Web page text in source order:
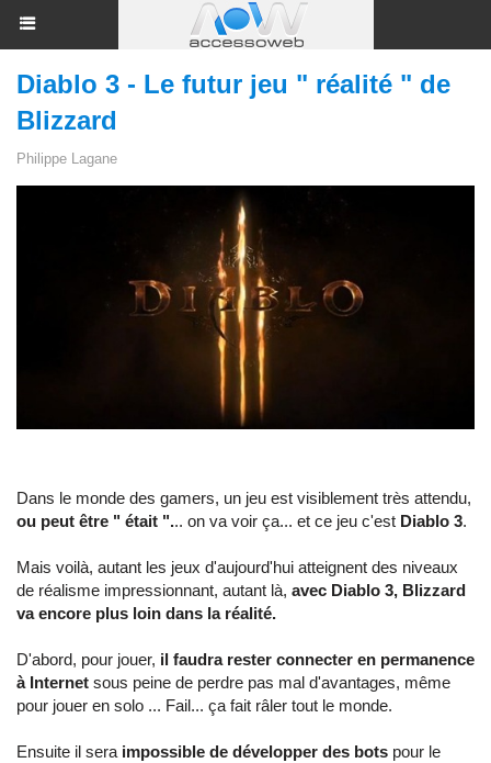
Diablo 3 - Le futur jeu " réalité " de
Blizzard
Philippe Lagane
Dans le monde des gamers, un jeu est visiblement très attendu,
ou peut être " était "... on va voir ça... et ce jeu c'est Diablo 3.
Mais voilà, autant les jeux d'aujourd'hui atteignent des niveaux
de réalisme impressionnant, autant là, avec Diablo 3, Blizzard
va encore plus loin dans la réalité.
D'abord, pour jouer, il faudra rester connecter en permanence
à Internet sous peine de perdre pas mal d'avantages, même
pour jouer en solo ... Fail... ça fait râler tout le monde.
Ensuite il sera impossible de développer des bots pour le